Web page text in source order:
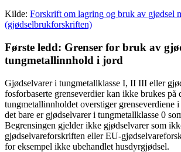
Kilde: Forskrift om lagring og bruk av gjødsel
(gjødselbrukforskriften)
Første ledd: Grenser for bruk av
tungmetallinnhold i jord
Gjødselvarer i tungmetallklasse I, II III eller
fosforbaserte grenseverdier kan ikke brukes på
tungmetallinnholdet overstiger grenseverdiene
det bare er gjødselvarer i tungmetallklasse 0
Begrensingen gjelder ikke gjødselvarer som
gjødselvareforskriften eller EU-
for eksempel ikke ubehandlet husdyrgjødsel.